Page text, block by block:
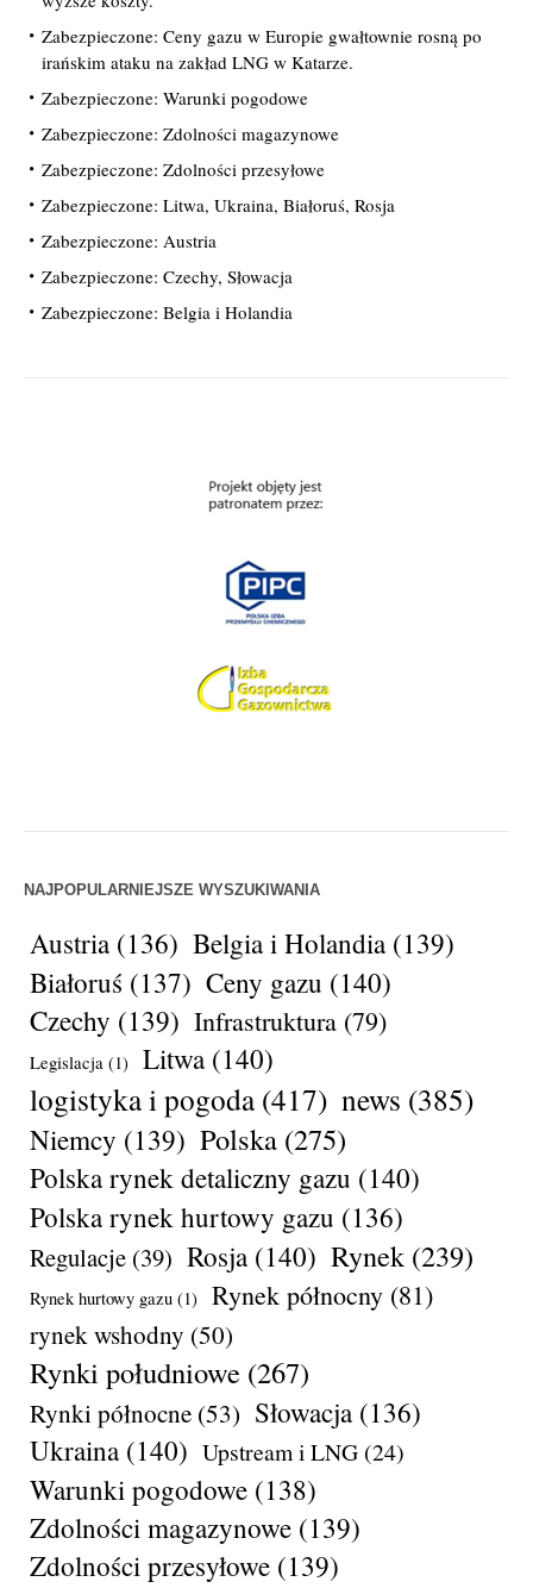
Zabezpieczone: Ceny gazu w Europie gwałtownie rosną po
irańskim ataku na zakład LNG w Katarze.
Zabezpieczone: Warunki pogodowe
Zabezpieczone: Zdolności magazynowe
Zabezpieczone: Zdolności przesyłowe
Zabezpieczone: Litwa, Ukraina, Białoruś, Rosja
Zabezpieczone: Austria
Zabezpieczone: Czechy, Słowacja
Zabezpieczone: Belgia i Holandia
NAJPOPULARNIEJSZE WYSZUKIWANIA
Austria(136) Belgia i Holandia(139)
Białoruś (137) Ceny gazu (140)
Czechy (139) Infrastruktura (79)
Legislacja (1) Litwa(140)
logistyka i pogoda(417) news (385)
Niemcy (139) Polska (275)
Polska rynek detaliczny gazu (140)
Polska rynek hurtowy gazu (136)
Regulacje (39) Rosja(140) Rynek (239)
Rynek hurtowy gazu (1) Rynek północny (81)
rynek wshodny (50)
Rynki południowe (267)
Rynki północne (53) Słowacja(136)
Ukraina(140) Upstream i LNG (24)
Warunki pogodowe (138)
Zdolności magazynowe (139)
Zdolności przesyłowe (139)